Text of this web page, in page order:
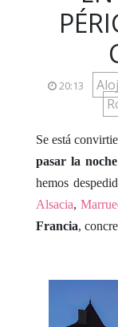
20:13
Se está
pasar la
hemos
Alsacia,
Francia,